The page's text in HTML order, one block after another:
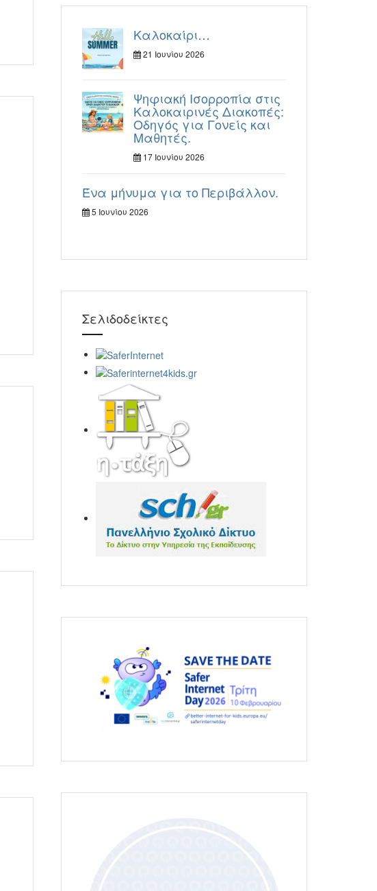
Καλοκαίρι…
21 Ιουνίου 2026
Ψηφιακή Ισορροπία στις
Καλοκαιρινές Διακοπές:
Οδηγός για Γονείς και
Μαθητές.
17 Ιουνίου 2026
Ένα μήνυμα για το Περιβάλλον.
5 Ιουνίου 2026
Σελιδοδείκτες